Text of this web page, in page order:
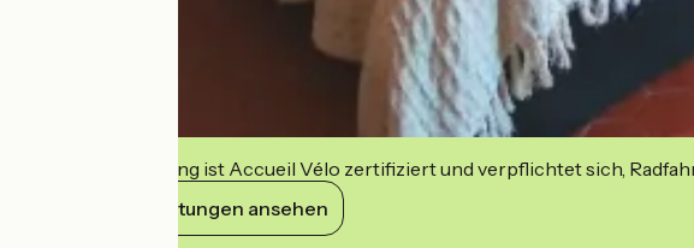
Diese Einrichtung ist Accueil Vélo zertifiziert und verpflichtet sich,
Ihre Verpflichtungen ansehen